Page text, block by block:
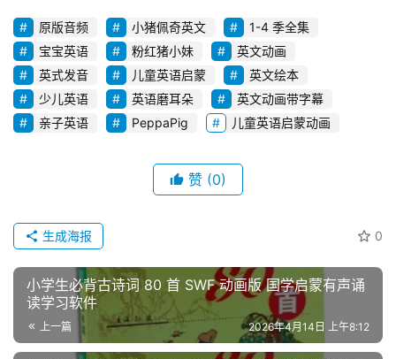
源
高
中
资
料
国
学
启
蒙
儿
原版音频 小猪佩奇英文
1-4 季全集
宝宝英语
粉红猪小妹
英文动画
英式发音
儿童英语启蒙
英文绘本
少儿英语
英语磨耳朵
英文动画带字幕
亲子英语
PeppaPig 儿童英语启蒙动画
赞 (0)
0
生成海报
小学生必背古诗词 80 首 SWF 动画版 国学启蒙有声诵
读学习软件
上一篇 2026年4月14日 上午8:12